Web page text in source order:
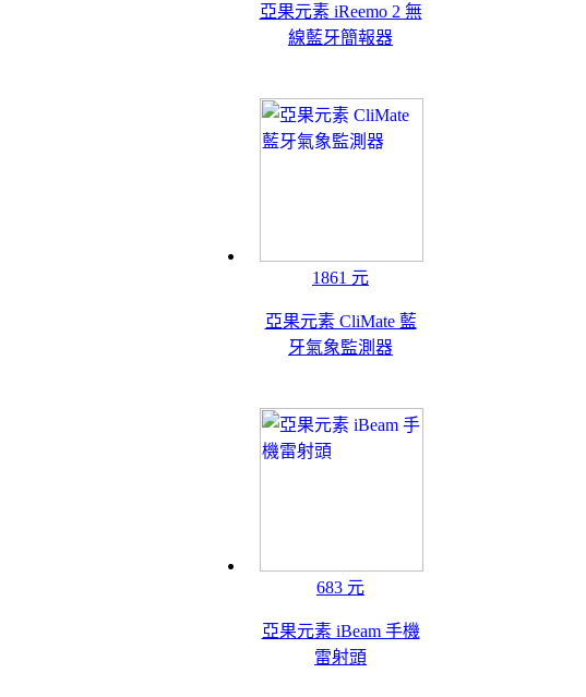
亞果元素 iReemo 2 無
線藍牙簡報器
1861 元
亞果元素 CliMate 藍
牙氣象監測器
683 元
亞果元素 iBeam 手機
雷射頭